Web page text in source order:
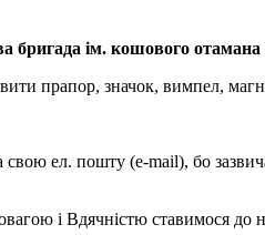
бригада ім. кошового отамана
прапор, значок, вимпел,
свою ел. пошту (e-mail), бо
і Вдячністю ставимося до